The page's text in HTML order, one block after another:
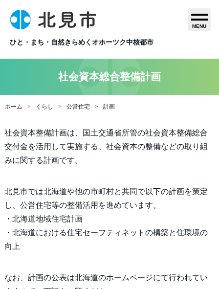
ひと・まち・自然きらめくオホーツク中核都市
MENU
社会資本総合整備計画
ホーム くらし 公営住宅 計画
社会資本整備計画は、国土交通省所管の社会資本整備総合
交付金を活用して実施する、社会資本の整備などの取り組
みに関する計画です。
北見市では北海道や他の市町村と共同で以下の計画を策定
し、公営住宅等の整備活用を進めています。
・北海道地域住宅計画
・北海道における住宅セーフティネットの構築と住環境の
向上
なお、計画の公表は北海道のホームページにて行われてい